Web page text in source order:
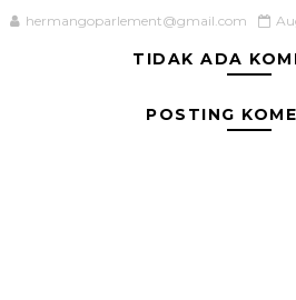
hermangoparlement@gmail.com
TIDAK ADA
POSTING